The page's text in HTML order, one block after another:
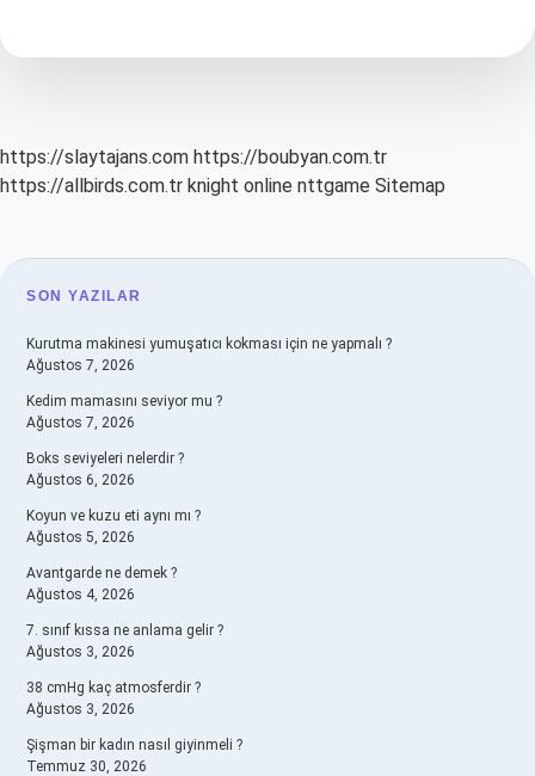
Ceket
https://slaytajans.com https://boubyan.com.tr
https://allbirds.com.tr knight online nttgame Sitemap
SIDEBAR
SON YAZILAR
Kurutma makinesi yumuşatıcı kokması için ne yapmalı ?
Ağustos 7, 2026
Kedim mamasını seviyor mu ?
Ağustos 7, 2026
Boks seviyeleri nelerdir ?
Ağustos 6, 2026
Koyun ve kuzu eti aynı mı ?
Ağustos 5, 2026
Avantgarde ne demek ?
Ağustos 4, 2026
7. sınıf kıssa ne anlama gelir ?
Ağustos 3, 2026
38 cmHg kaç atmosferdir ?
Ağustos 3, 2026
Şişman bir kadın nasıl giyinmeli ?
Temmuz 30, 2026